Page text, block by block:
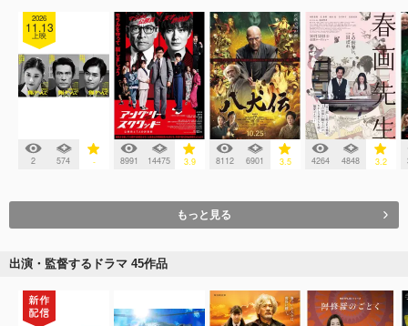
2026
11.13
上映
2 574 - 8991 14475 3.9 8112 6901 3.5 4264 4848 3.2
もっと見る
出演・監督するドラマ 45作品